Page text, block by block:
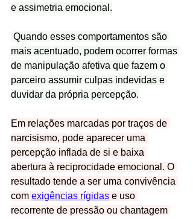
e assimetria emocional.
mais acentuado, podem ocorrer formas
de manipulação afetiva que fazem o
parceiro assumir culpas indevidas e
duvidar da própria percepção.
Em relações marcadas por traços de
narcisismo, pode aparecer uma
percepção inflada de si e baixa
abertura à reciprocidade emocional. O
resultado tende a ser uma convivência
com exigências rígidas e uso
recorrente de pressão ou chantagem